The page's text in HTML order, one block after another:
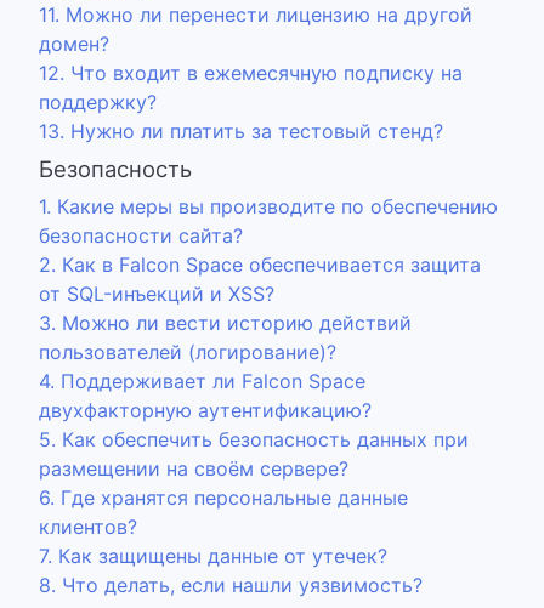
11. Можно ли перенести лицензию на другой
домен?
12. Что входит в ежемесячную подписку на
поддержку?
13. Нужно ли платить за тестовый стенд?
Безопасность
1. Какие меры вы производите по обеспечению
безопасности сайта?
2. Как в Falcon Space обеспечивается защита
от SQL-инъекций и XSS?
3. Можно ли вести историю действий
пользователей (логирование)?
4. Поддерживает ли Falcon Space
двухфакторную аутентификацию?
5. Как обеспечить безопасность данных при
размещении на своём сервере?
6. Где хранятся персональные данные
клиентов?
7. Как защищены данные от утечек?
8. Что делать, если нашли уязвимость?